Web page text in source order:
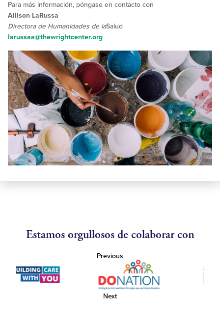
Para más información, póngase en contacto con
Allison LaRussa
Directora de Humanidades de laSalud
larussaa@thewrightcenter.org
Estamos orgullosos de colaborar con
Previous
Next